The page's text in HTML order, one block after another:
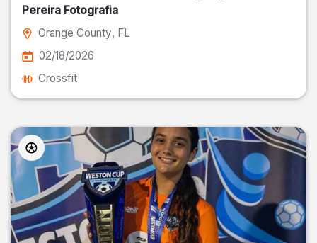
Pereira Fotografia
Orange County, FL
02/18/2026
Crossfit